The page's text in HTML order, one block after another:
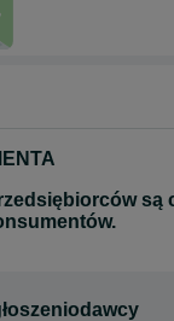
są